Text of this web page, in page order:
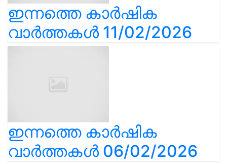
ഇന്നത്തെ കാർഷിക
വാർത്തകൾ 11/02/2026
ഇന്നത്തെ കാർഷിക
വാർത്തകൾ 06/02/2026